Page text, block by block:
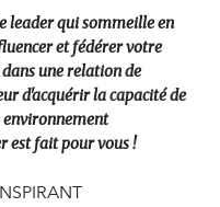
leader qui sommeille en
et fédérer votre
une relation de
d'acquérir la capacité de
est fait pour vous !